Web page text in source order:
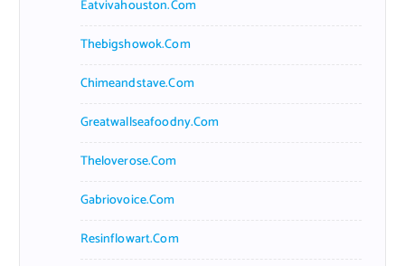
Eatvivahouston.com
Thebigshowok.com
Chimeandstave.com
Greatwallseafoodny.com
Theloverose.com
Gabriovoice.com
Resinflowart.com